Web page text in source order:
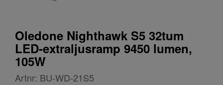
Oledone Nighthawk S5 32tum
LED-extraljusramp 9450 lumen,
105W
Artnr: BU-WD-21S5